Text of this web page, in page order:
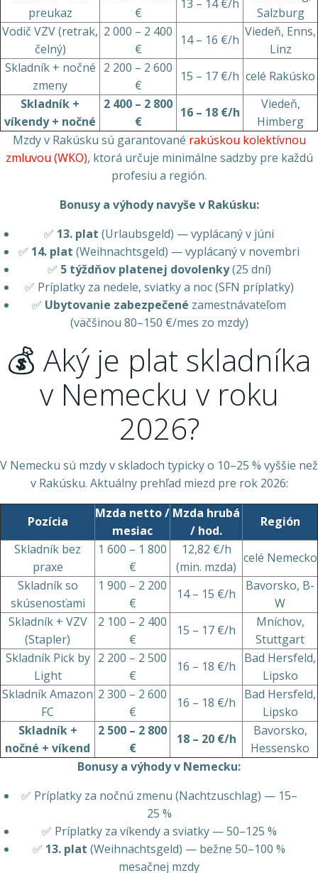
preukaz
€
13 – 14 €/h
Salzburg
Vodič VZV (retrak,
čelný)
2 000 – 2 400
€
14 – 16 €/h
Viedeň, Enns,
Linz
Skladník + nočné
zmeny
2 200 – 2 600
€
15 – 17 €/h celé Rakúsko
Skladník +
víkendy + nočné
2 400 – 2 800
€
16 – 18 €/h
Viedeň,
Himberg
Mzdy v Rakúsku sú garantované rakúskou kolektívnou
zmluvou (WKO), ktorá určuje minimálne sadzby pre každú
profesiu a región.
Bonusy a výhody navyše v Rakúsku:
✅ 13. plat (Urlaubsgeld) — vyplácaný v júni
✅ 14. plat (Weihnachtsgeld) — vyplácaný v novembri
✅ 5 týždňov platenej dovolenky(25 dní)
✅ Príplatky za nedele, sviatky a noc (SFN príplatky)
✅ Ubytovanie zabezpečené zamestnávateľom
(väčšinou 80–150 €/mes zo mzdy)
💰 Aký je plat skladníka
v Nemecku v roku
2026?
V Nemecku sú mzdy v skladoch typicky o 10–25 % vyššie než
v Rakúsku. Aktuálny prehľad miezd pre rok 2026:
Pozícia
Mzda netto /
mesiac
Mzda hrubá
/ hod.
Región
Skladník bez
praxe
1 600 – 1 800
€
12,82 €/h
(min. mzda)
celé Nemecko
Skladník so
skúsenosťami
1 900 – 2 200
€
14 – 15 €/h
Bavorsko, B-
W
Skladník + VZV
(Stapler)
2 100 – 2 400
€
15 – 17 €/h
Mníchov,
Stuttgart
Skladník Pick by
Light
2 200 – 2 500
€
16 – 18 €/h
Bad Hersfeld,
Lipsko
Skladník Amazon
FC
2 300 – 2 600
€
16 – 18 €/h
Bad Hersfeld,
Lipsko
Skladník +
nočné + víkend
2 500 – 2 800
€
18 – 20 €/h
Bavorsko,
Hessensko
Bonusy a výhody v Nemecku:
✅ Príplatky za nočnú zmenu (Nachtzuschlag) — 15–
25 %
✅ Príplatky za víkendy a sviatky — 50–125 %
✅ 13. plat (Weihnachtsgeld) — bežne 50–100 %
mesačnej mzdy